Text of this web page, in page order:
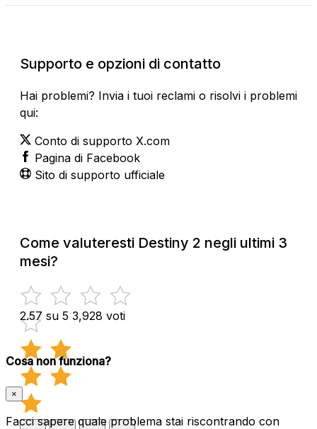
Supporto e opzioni di contatto
Hai problemi? Invia i tuoi reclami o risolvi i problemi
qui:
Conto di supporto X.com
Pagina di Facebook
Sito di supporto ufficiale
Come valuteresti Destiny 2 negli ultimi 3
mesi?
2.57 su 5 3,928 voti
Cosa non funziona?
×
Facci sapere quale problema stai riscontrando con